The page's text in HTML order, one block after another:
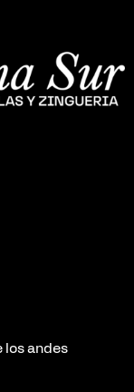
los andes